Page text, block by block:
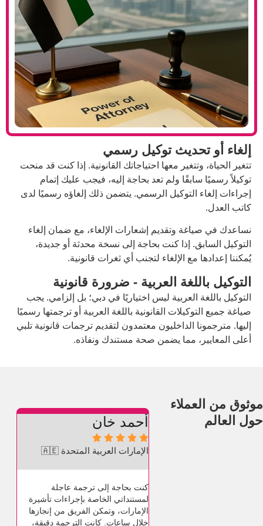
توكيل رسمي
معها احتياجاتك القانونية. إذا كنت قد منحت
ولم تعد بحاجة إليه، فيجب عليك إتمام
الرسمي. يتضمن ذلك إلغاؤه رسميًا لدى
وتقديم إشعارات الإلغاء، مع ضمان إلغاء
إذا كنت بحاجة إلى نسخة محدثة أو جديدة،
الإلغاء لتجنب أي ثغرات قانونية.
العربية - ضرورة قانونية
ليس اختياريًا في دبي؛ بل إلزامي. يجب
القانونية باللغة العربية أو ترجمتها رسميًا
الداخليون معتمدون لتقديم ترجمات قانونية تلبي
مما يضمن صحة مستندك ونفاذه.
أحمد خان
الإمارات العربية المتحدة 🇦🇪
كنت بحاجة إلى ترجمة عاجلة
لمستنداتي الخاصة بإجراءات تأشيرة
الإمارات، وتمكن الفريق من إنجازها
خلال ساعات. كانت الترجمة دقيقة،
إسبانيا 🇪🇸
فريق احترافي للغاية
ممتاز. أرشدوني خلال
العملية، بما في ذلك
كانت جودة الترجمة